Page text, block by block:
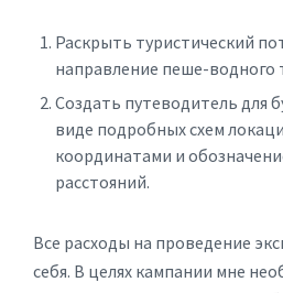
Раскрыть туристический
направление пеше-водного
Создать путеводитель для
виде подробных схем
координатами и
расстояний.
Все расходы на проведение
себя. В целях кампании мне